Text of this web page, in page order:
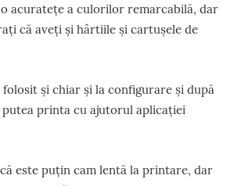
acuratețe a culorilor remarcabilă, dar
că aveți și hârtiile și cartușele de
și chiar și la configurare și după
printa cu ajutorul aplicației
este puțin cam lentă la printare, dar